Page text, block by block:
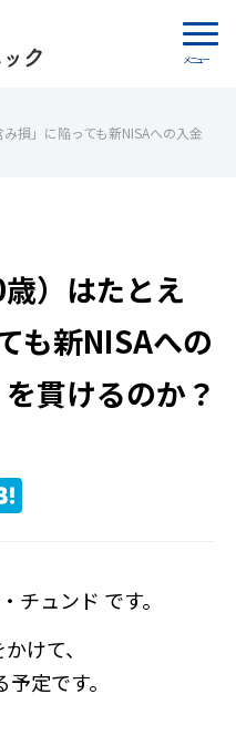
メニュー
損」に陥っても新NISAへの入金
）はたとえ
も新NISAへの
貫けるのか？
n
a
チュンド です。
けて、
定です。